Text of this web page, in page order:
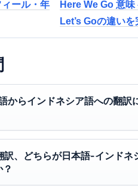
ール・年
Here We Go 意味
Let’s Goの違い
からインドネシア語への翻訳
、どちらが日本語-インドネ